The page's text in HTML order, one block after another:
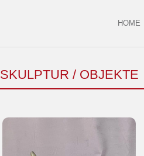
HOME
SKULPTUR / OBJEKTE